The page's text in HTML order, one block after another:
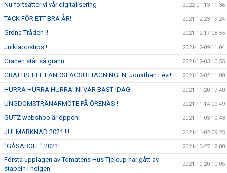
Nu fortsätter vi vår digitalisering 2022-01-13 11:36
TACK FÖR ETT BRA ÅR! 2021-12-23 19:24
Gröna Tråden !! 2021-12-17 08:55
Julklappstips ! 2021-12-09 11:04
Granen står så grann.. 2021-12-03 10:55
GRATTIS TILL LANDSLAGSUTTAGNINGEN, Jonathan Levi!! 2021-12-02 11:00
HURRA HURRA HURRA! NI VAR BÄST IDAG! 2021-11-20 17:40
UNGDOMSTRÄNARMÖTE PÅ ÖRENÄS ! 2021-11-14 09:49
GUTZ webshop är öppen! 2021-11-03 10:43
JULMARKNAD 2021 !!! 2021-11-02 09:25
"GÅSABOLL" 2021! 2021-10-27 12:00
Första upplagen av Tomatens Hus Tjejcup har gått av
stapeln i helgen
2021-10-20 10:05